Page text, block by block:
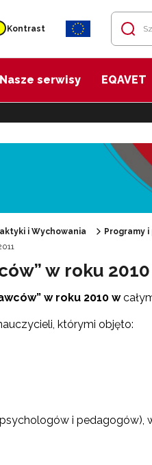
Kontrast
Nasze serwisy EQAVET
i Wychowania
Programy
w roku 2010
w roku 2010 w
którymi objęto:
i pedagogów),